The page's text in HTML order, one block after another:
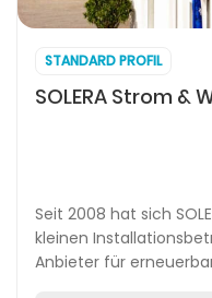
STANDARD PROFIL
SOLERA Strom &
Seit 2008 hat sich
kleinen
Anbieter für